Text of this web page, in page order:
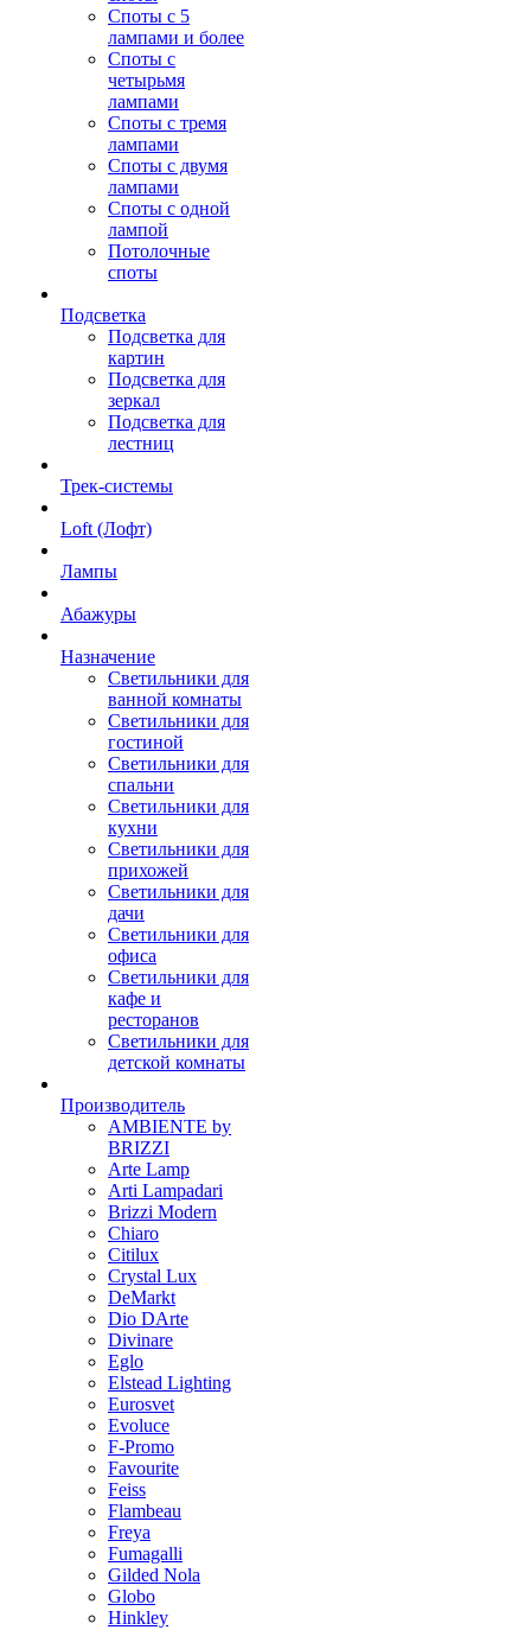
Споты с 5
лампами и более
Споты с
четырьмя
лампами
Споты с тремя
лампами
Споты с двумя
лампами
Споты с одной
лампой
Потолочные
споты
Подсветка
Подсветка для
картин
Подсветка для
зеркал
Подсветка для
лестниц
Трек-системы
Loft (Лофт)
Лампы
Абажуры
Назначение
Светильники для
ванной комнаты
Светильники для
гостиной
Светильники для
спальни
Светильники для
кухни
Светильники для
прихожей
Светильники для
дачи
Светильники для
офиса
Светильники для
кафе и
ресторанов
Светильники для
детской комнаты
Производитель
AMBIENTE by
BRIZZI
Arte Lamp
Arti Lampadari
Brizzi Modern
Chiaro
Citilux
Crystal Lux
DeMarkt
Dio DArte
Divinare
Eglo
Elstead Lighting
Eurosvet
Evoluce
F-Promo
Favourite
Feiss
Flambeau
Freya
Fumagalli
Gilded Nola
Globo
Hinkley